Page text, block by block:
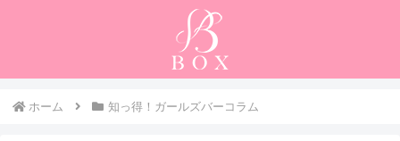
ホーム 知っ得！ガールズバーコラム